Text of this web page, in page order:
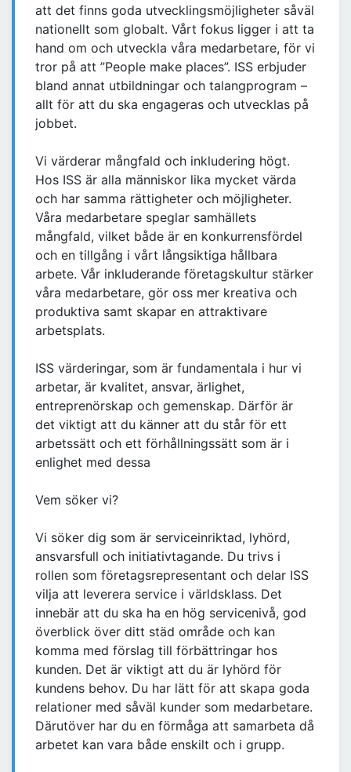
att det finns goda utvecklingsmöjligheter såväl
nationellt som globalt. Vårt fokus ligger i att ta
hand om och utveckla våra medarbetare, för vi
tror på att ”People make places”. ISS erbjuder
bland annat utbildningar och talangprogram –
allt för att du ska engageras och utvecklas på
jobbet.
Vi värderar mångfald och inkludering högt.
Hos ISS är alla människor lika mycket värda
och har samma rättigheter och möjligheter.
Våra medarbetare speglar samhällets
mångfald, vilket både är en konkurrensfördel
och en tillgång i vårt långsiktiga hållbara
arbete. Vår inkluderande företagskultur stärker
våra medarbetare, gör oss mer kreativa och
produktiva samt skapar en attraktivare
arbetsplats.
ISS värderingar, som är fundamentala i hur vi
arbetar, är kvalitet, ansvar, ärlighet,
entreprenörskap och gemenskap. Därför är
det viktigt att du känner att du står för ett
arbetssätt och ett förhållningssätt som är i
enlighet med dessa
Vem söker vi?
Vi söker dig som är serviceinriktad, lyhörd,
ansvarsfull och initiativtagande. Du trivs i
rollen som företagsrepresentant och delar ISS
vilja att leverera service i världsklass. Det
innebär att du ska ha en hög servicenivå, god
överblick över ditt städ område och kan
komma med förslag till förbättringar hos
kunden. Det är viktigt att du är lyhörd för
kundens behov. Du har lätt för att skapa goda
relationer med såväl kunder som medarbetare.
Därutöver har du en förmåga att samarbeta då
arbetet kan vara både enskilt och i grupp.